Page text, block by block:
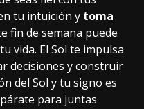
tu intuición y toma
fin de semana puede
vida. El Sol te impulsa
decisiones y construir
del Sol y tu signo es
para juntas